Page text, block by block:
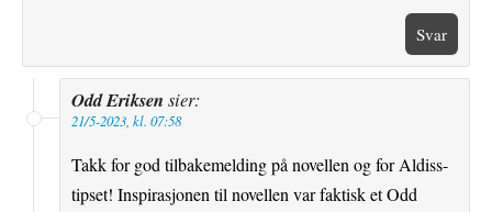
Svar
Odd Eriksen sier:
21/5-2023, kl. 07:58
Takk for god tilbakemelding på novellen og for Aldiss-
tipset! Inspirasjonen til novellen var faktisk et Odd